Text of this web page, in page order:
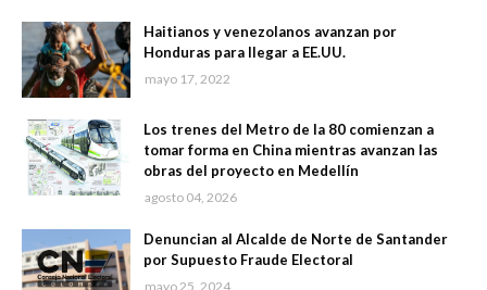
Haitianos y venezolanos avanzan por
Honduras para llegar a EE.UU.
mayo 17, 2022
Los trenes del Metro de la 80 comienzan a
tomar forma en China mientras avanzan las
obras del proyecto en Medellín
agosto 04, 2026
Denuncian al Alcalde de Norte de Santander
por Supuesto Fraude Electoral
mayo 25, 2024